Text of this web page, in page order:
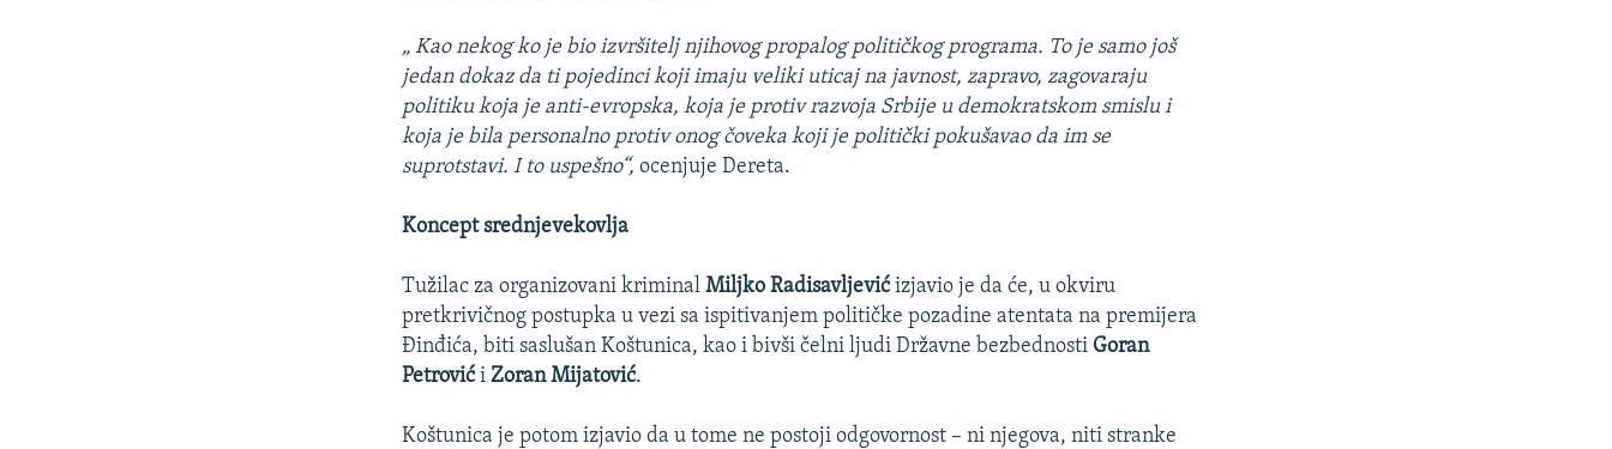
„ Kao nekog ko je bio izvršitelj njihovog propalog političkog programa. To je samo još
jedan dokaz da ti pojedinci koji imaju veliki uticaj na javnost, zapravo, zagovaraju
politiku koja je anti-evropska, koja je protiv razvoja Srbije u demokratskom smislu i
koja je bila personalno protiv onog čoveka koji je politički pokušavao da im se
suprotstavi. I to uspešno“, ocenjuje Dereta.
Koncept srednjevekovlja
Tužilac za organizovani kriminalMiljko Radisavljevićizjavio je da će, u okviru
pretkrivičnog postupka u vezi sa ispitivanjem političke pozadine atentata na premijera
Đinđića, biti saslušan Koštunica, kao i bivši čelni ljudi Državne bezbednosti Goran
PetrovićiZoran Mijatović.
Koštunica je potom izjavio da u tome ne postoji odgovornost – ni njegova, niti stranke